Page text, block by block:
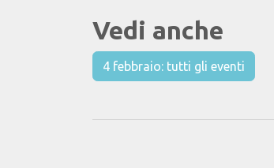
Vedi anche
4 febbraio: tutti gli eventi